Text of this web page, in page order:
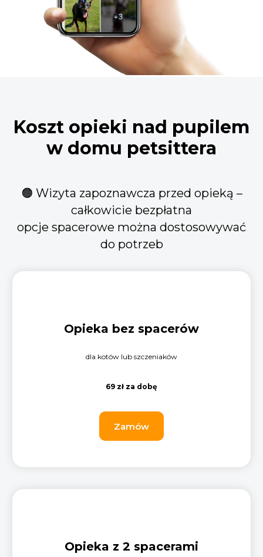
Koszt opieki nad pupilem
w domu petsittera
🟠 Wizyta zapoznawcza przed opieką –
całkowicie bezpłatna
opcje spacerowe można dostosowywać
do potrzeb
Opieka bez spacerów
dla kotów lub szczeniaków
69 zł za dobę
Zamów
Opieka z 2 spacerami